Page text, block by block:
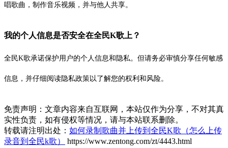
唱歌曲，制作音乐视频，并与他人共享。
我的个人信息是否安全在全民K歌上？
全民K歌承诺保护用户的个人信息和隐私。但请务必审慎分享任何敏感
信息，并仔细阅读隐私政策以了解您的权利和风险。
免责声明：文章内容来自互联网，本站仅作为分享，不对其真
实性负责，如有侵权等情况，请与本站联系删除。
转载请注明出处： 如何录制歌曲并上传到全民K歌（怎么上传
录音到全民k歌）
https://www.zentong.com/zt/4443.html